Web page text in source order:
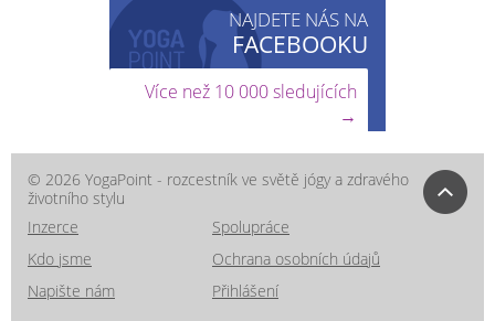
NAJDETE NÁS NA
FACEBOOKU
Více než 10 000 sledujících
→
© 2026 YogaPoint - rozcestník ve světě jógy a zdravého
životního stylu
Inzerce
Spolupráce
Kdo jsme
Ochrana osobních údajů
Napište nám
Přihlášení